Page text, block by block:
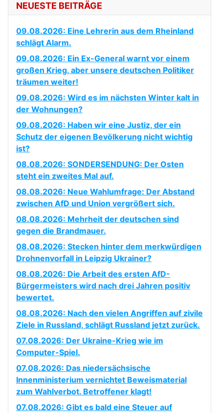
NEUESTE BEITRÄGE
09.08.2026: Eine Lehrerin aus dem Rheinland
schlägt Alarm.
09.08.2026: Ein Ex-General warnt vor einem
großen Krieg, aber unsere deutschen Politiker
träumen weiter!
09.08.2026: Wird es im nächsten Winter kalt in
der Wohnungen?
09.08.2026: Haben wir eine Justiz, der ein
Schutz der eigenen Bevölkerung nicht wichtig
ist?
08.08.2026: SONDERSENDUNG: Der Osten
steht ein zweites Mal auf.
08.08.2026: Neue Wahlumfrage: Der Abstand
zwischen AfD und Union vergrößert sich.
08.08.2026: Mehrheit der deutschen sind
gegen die Brandmauer.
08.08.2026: Stecken hinter dem merkwürdigen
Drohnenvorfall in Leipzig Ukrainer?
08.08.2026: Die Arbeit des ersten AfD-
Bürgermeisters wird nach drei Jahren positiv
bewertet.
08.08.2026: Nach den vielen Angriffen auf zivile
Ziele in Russland, schlägt Russland jetzt zurück.
07.08.2026: Der Ukraine-Krieg wie im
Computer-Spiel.
07.08.2026: Das niedersächsische
Innenministerium vernichtet Beweismaterial
zum Wahlverbot. Betroffener klagt!
07.08.2026: Gibt es bald eine Steuer auf